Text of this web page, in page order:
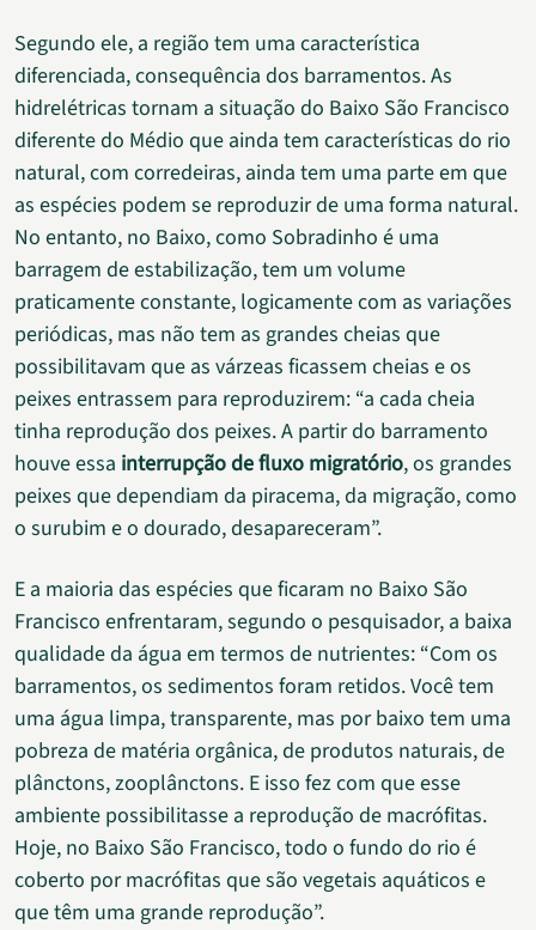
Segundo ele, a região tem uma característica
diferenciada, consequência dos barramentos. As
hidrelétricas tornam a situação do Baixo São Francisco
diferente do Médio que ainda tem características do rio
natural, com corredeiras, ainda tem uma parte em que
as espécies podem se reproduzir de uma forma natural.
No entanto, no Baixo, como Sobradinho é uma
barragem de estabilização, tem um volume
praticamente constante, logicamente com as variações
periódicas, mas não tem as grandes cheias que
possibilitavam que as várzeas ficassem cheias e os
peixes entrassem para reproduzirem: “a cada cheia
tinha reprodução dos peixes. A partir do barramento
houve essa interrupção de fluxo migratório, os grandes
peixes que dependiam da piracema, da migração, como
o surubim e o dourado, desapareceram”.
E a maioria das espécies que ficaram no Baixo São
Francisco enfrentaram, segundo o pesquisador, a baixa
qualidade da água em termos de nutrientes: “Com os
barramentos, os sedimentos foram retidos. Você tem
uma água limpa, transparente, mas por baixo tem uma
pobreza de matéria orgânica, de produtos naturais, de
plânctons, zooplânctons. E isso fez com que esse
ambiente possibilitasse a reprodução de macrófitas.
Hoje, no Baixo São Francisco, todo o fundo do rio é
coberto por macrófitas que são vegetais aquáticos e
que têm uma grande reprodução”.